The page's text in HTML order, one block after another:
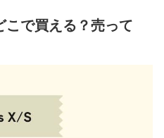
で買える？売って